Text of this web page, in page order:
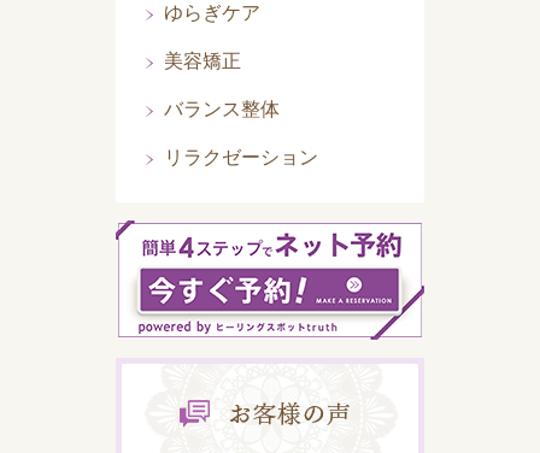
ゆらぎケア
美容矯正
バランス整体
リラクゼーション